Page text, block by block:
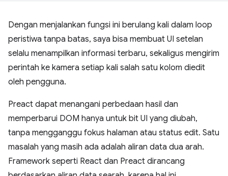
Dengan menjalankan fungsi ini berulang kali dalam loop
peristiwa tanpa batas, saya bisa membuat UI setelan
selalu menampilkan informasi terbaru, sekaligus mengirim
perintah ke kamera setiap kali salah satu kolom diedit
oleh pengguna.
Preact dapat menangani perbedaan hasil dan
memperbarui DOM hanya untuk bit UI yang diubah,
tanpa mengganggu fokus halaman atau status edit. Satu
masalah yang masih ada adalah aliran data dua arah.
Framework seperti React dan Preact dirancang